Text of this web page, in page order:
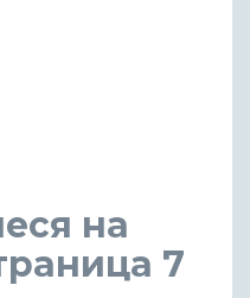
на
7